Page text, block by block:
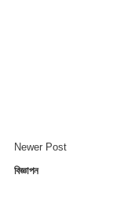
Newer Post
বিজ্ঞাপন